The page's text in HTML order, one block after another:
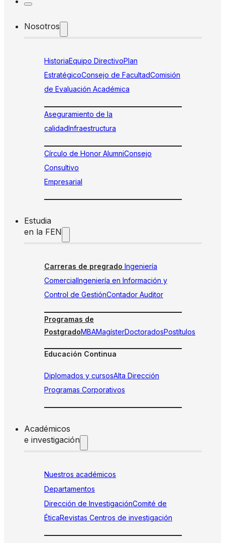
Nosotros
HistoriaEquipo DirectivoPlan
EstratégicoConsejo de FacultadComisión
de Evaluación Académica
Aseguramiento de la
calidadInfraestructura
Círculo de Honor AlumniConsejo
Consultivo
Empresarial
Estudia
en la FEN
Carreras de pregrado Ingeniería
ComercialIngeniería en Información y
Control de GestiónContador Auditor
Programas de
PostgradoMBAMagísterDoctoradosPostítulos
Educación Continua
Diplomados y cursosAlta Dirección
Programas Corporativos
Académicos
e investigación
Nuestros académicos
Departamentos
Dirección de InvestigaciónComité de
ÉticaRevistas Centros de investigación